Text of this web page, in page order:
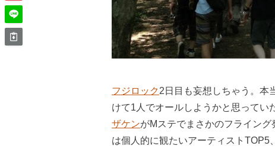
フジロック2日目も妄想しちゃう。本
けて1人でオールしようかと思ってい
ザケンがMステでまさかのフライン
は個人的に観たいアーティストTOP5